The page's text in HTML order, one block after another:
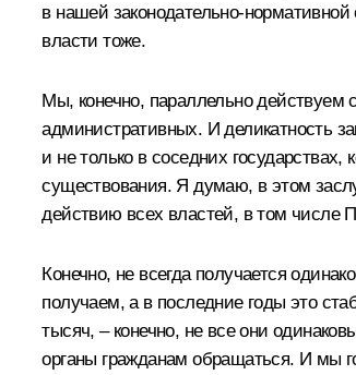
в нашей законодательно-
власти тоже.
Мы, конечно, параллельно
административных. И деликатность
и не только в соседних
существования. Я думаю, в этом
действию всех властей, в том числе
Конечно, не всегда получается
получаем, а в последние годы это
тысяч, – конечно, не все они
органы гражданам обращаться. И мы